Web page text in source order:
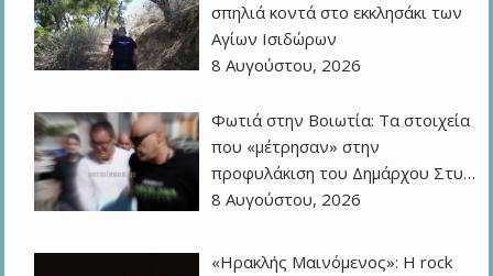
σπηλιά κοντά στο εκκλησάκι των
Αγίων Ισιδώρων
8 Αυγούστου, 2026
Φωτιά στην Βοιωτία: Τα στοιχεία
που «μέτρησαν» στην
προφυλάκιση του Δημάρχου Στυ…
8 Αυγούστου, 2026
«Ηρακλής Μαινόμενος»: H rock